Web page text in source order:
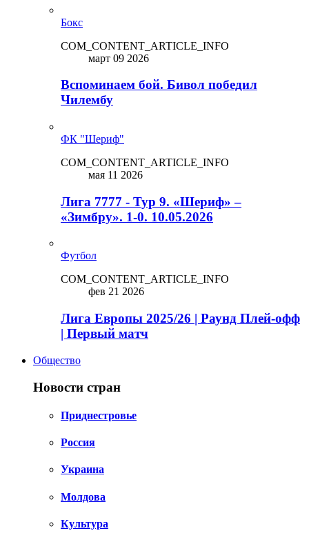
Бокс
COM_CONTENT_ARTICLE_INFO
март 09 2026
Вспоминаем бой. Бивол победил
Чилембу
ФК "Шериф"
COM_CONTENT_ARTICLE_INFO
мая 11 2026
Лига 7777 - Тур 9. «Шериф» –
«Зимбру». 1-0. 10.05.2026
Футбол
COM_CONTENT_ARTICLE_INFO
фев 21 2026
Лига Европы 2025/26 | Раунд Плей-офф
| Первый матч
Общество
Новости стран
Приднестровье
Россия
Украина
Молдова
Культура